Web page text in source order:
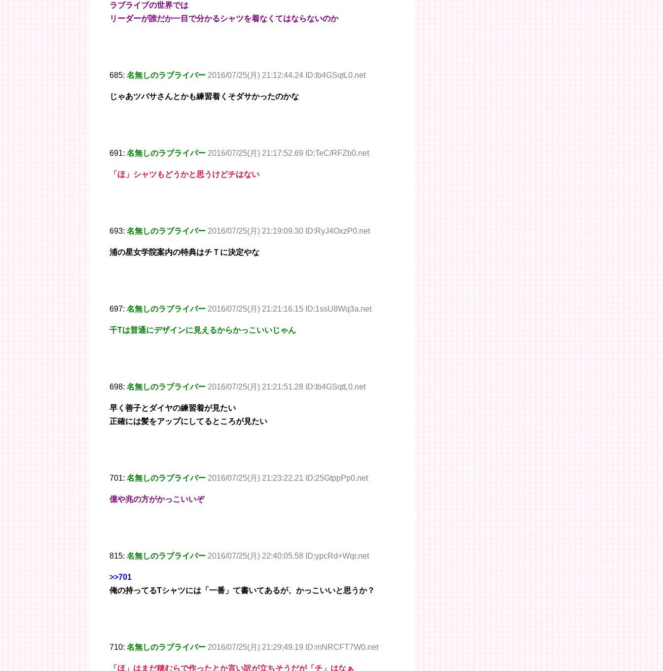
ラブライブの世界では
リーダーが誰だか一目で分かるシャツを着なくてはならないのか
685: 名無しのラブライバー 2016/07/25(月) 21:12:44.24 ID:Ib4GSqtL0.net
じゃあツバサさんとかも練習着くそダサかったのかな
691: 名無しのラブライバー 2016/07/25(月) 21:17:52.69 ID:TeC/RFZb0.net
「ほ」シャツもどうかと思うけどチはない
693: 名無しのラブライバー 2016/07/25(月) 21:19:09.30 ID:RyJ4OxzP0.net
浦の星女学院案内の特典はチＴに決定やな
697: 名無しのラブライバー 2016/07/25(月) 21:21:16.15 ID:1ssU8Wq3a.net
千Tは普通にデザインに見えるからかっこいいじゃん
698: 名無しのラブライバー 2016/07/25(月) 21:21:51.28 ID:Ib4GSqtL0.net
早く善子とダイヤの練習着が見たい
正確には髪をアップにしてるところが見たい
701: 名無しのラブライバー 2016/07/25(月) 21:23:22.21 ID:25GtppPp0.net
億や兆の方がかっこいいぞ
815: 名無しのラブライバー 2016/07/25(月) 22:40:05.58 ID:ypcRd+Wqr.net
>>701
俺の持ってるTシャツには「一番」て書いてあるが、かっこいいと思うか？
710: 名無しのラブライバー 2016/07/25(月) 21:29:49.19 ID:mNRCFT7W0.net
「ほ」はまだ穂むらで作ったとか言い訳が立ちそうだが「チ」はなぁ